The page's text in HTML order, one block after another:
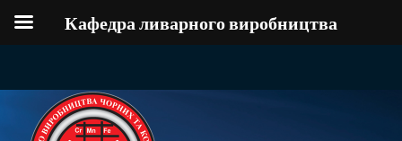
Кафедра ливарного виробництва